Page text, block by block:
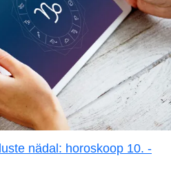
nädal: horoskoop 10. -